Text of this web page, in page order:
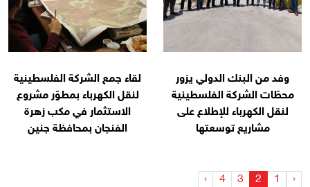
وفد من البنك الدولي يزور
محطّات الشركة الفلسطينية
لنقل الكهرباء للإطلاع على
مشاريع توسعتها
لقاء جمع الشركة الفلسطينية
لنقل الكهرباء بمطوّر مشروع
الاستثمار في مكب زهرة
الفنجان بمحافظة جنين
‹
1
2
3
4
›